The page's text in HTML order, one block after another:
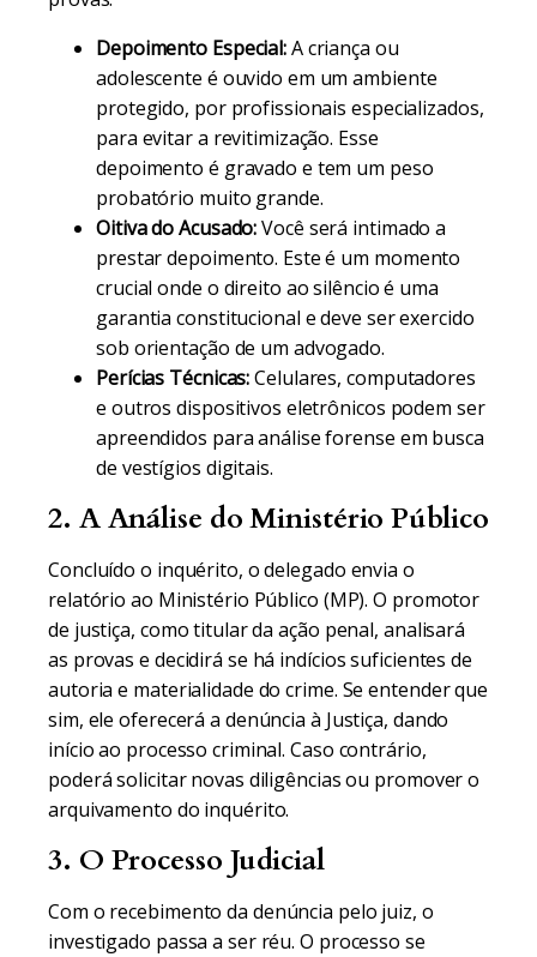
Depoimento Especial:A criança ou
adolescente é ouvido em um ambiente
protegido, por profissionais especializados,
para evitar a revitimização. Esse
depoimento é gravado e tem um peso
probatório muito grande.
Oitiva do Acusado:Você será intimado a
prestar depoimento. Este é um momento
crucial onde o direito ao silêncio é uma
garantia constitucional e deve ser exercido
sob orientação de um advogado.
Perícias Técnicas:Celulares, computadores
e outros dispositivos eletrônicos podem ser
apreendidos para análise forense em busca
de vestígios digitais.
2. A Análise do Ministério Público
Concluído o inquérito, o delegado envia o
relatório ao Ministério Público (MP). O promotor
de justiça, como titular da ação penal, analisará
as provas e decidirá se há indícios suficientes de
autoria e materialidade do crime. Se entender que
sim, ele oferecerá a denúncia à Justiça, dando
início ao processo criminal. Caso contrário,
poderá solicitar novas diligências ou promover o
arquivamento do inquérito.
3. O Processo Judicial
Com o recebimento da denúncia pelo juiz, o
investigado passa a ser réu. O processo se